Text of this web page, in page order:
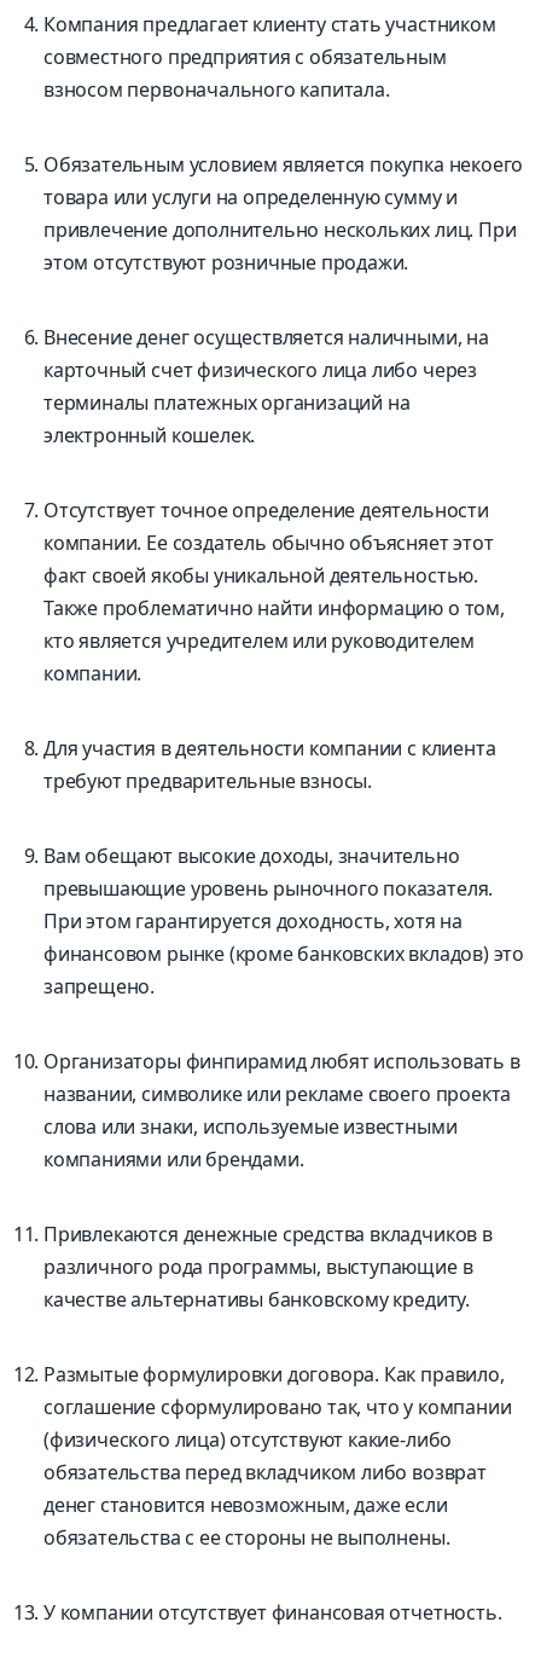
Компания предлагает клиенту стать участником
совместного предприятия с обязательным
взносом первоначального капитала.
Обязательным условием является покупка некоего
товара или услуги на определенную сумму и
привлечение дополнительно нескольких лиц. При
этом отсутствуют розничные продажи.
Внесение денег осуществляется наличными, на
карточный счет физического лица либо через
терминалы платежных организаций на
электронный кошелек.
Отсутствует точное определение деятельности
компании. Ее создатель обычно объясняет этот
факт своей якобы уникальной деятельностью.
Также проблематично найти информацию о том,
кто является учредителем или руководителем
компании.
Для участия в деятельности компании с клиента
требуют предварительные взносы.
Вам обещают высокие доходы, значительно
превышающие уровень рыночного показателя.
При этом гарантируется доходность, хотя на
финансовом рынке (кроме банковских вкладов) это
запрещено.
Организаторы финпирамид любят использовать в
названии, символике или рекламе своего проекта
слова или знаки, используемые известными
компаниями или брендами.
Привлекаются денежные средства вкладчиков в
различного рода программы, выступающие в
качестве альтернативы банковскому кредиту.
Размытые формулировки договора. Как правило,
соглашение сформулировано так, что у компании
(физического лица) отсутствуют какие-либо
обязательства перед вкладчиком либо возврат
денег становится невозможным, даже если
обязательства с ее стороны не выполнены.
У компании отсутствует финансовая отчетность.